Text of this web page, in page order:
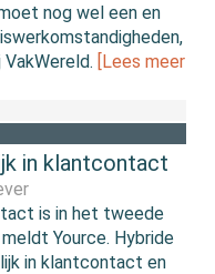
nog wel een en
[Lees meer
in klantcontact
is in het tweede
Yource. Hybride
in klantcontact en